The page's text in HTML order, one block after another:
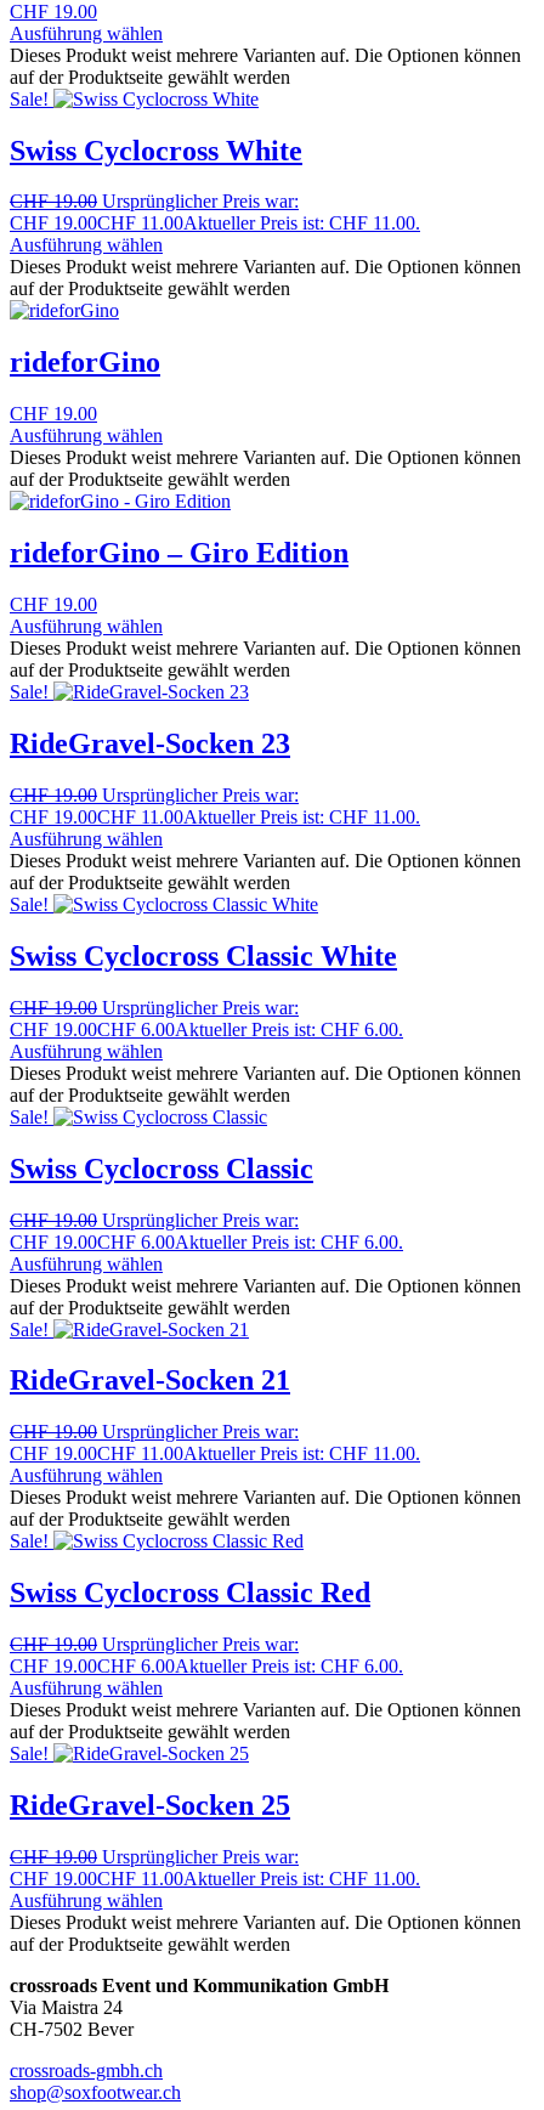
CHF 19.00
Ausführung wählen
Dieses Produkt weist mehrere Varianten auf. Die Optionen können
auf der Produktseite gewählt werden
Sale!
Swiss Cyclocross White
CHF19.00 Ursprünglicher Preis war:
CHF 19.00CHF 11.00Aktueller Preis ist: CHF 11.00.
Ausführung wählen
Dieses Produkt weist mehrere Varianten auf. Die Optionen können
auf der Produktseite gewählt werden
rideforGino
CHF 19.00
Ausführung wählen
Dieses Produkt weist mehrere Varianten auf. Die Optionen können
auf der Produktseite gewählt werden
rideforGino – Giro Edition
CHF 19.00
Ausführung wählen
Dieses Produkt weist mehrere Varianten auf. Die Optionen können
auf der Produktseite gewählt werden
Sale!
RideGravel-Socken 23
CHF19.00 Ursprünglicher Preis war:
CHF 19.00CHF 11.00Aktueller Preis ist: CHF 11.00.
Ausführung wählen
Dieses Produkt weist mehrere Varianten auf. Die Optionen können
auf der Produktseite gewählt werden
Sale!
Swiss Cyclocross Classic White
CHF19.00 Ursprünglicher Preis war:
CHF 19.00CHF 6.00Aktueller Preis ist: CHF 6.00.
Ausführung wählen
Dieses Produkt weist mehrere Varianten auf. Die Optionen können
auf der Produktseite gewählt werden
Sale!
Swiss Cyclocross Classic
CHF19.00 Ursprünglicher Preis war:
CHF 19.00CHF 6.00Aktueller Preis ist: CHF 6.00.
Ausführung wählen
Dieses Produkt weist mehrere Varianten auf. Die Optionen können
auf der Produktseite gewählt werden
Sale!
RideGravel-Socken 21
CHF19.00 Ursprünglicher Preis war:
CHF 19.00CHF 11.00Aktueller Preis ist: CHF 11.00.
Ausführung wählen
Dieses Produkt weist mehrere Varianten auf. Die Optionen können
auf der Produktseite gewählt werden
Sale!
Swiss Cyclocross Classic Red
CHF19.00 Ursprünglicher Preis war:
CHF 19.00CHF 6.00Aktueller Preis ist: CHF 6.00.
Ausführung wählen
Dieses Produkt weist mehrere Varianten auf. Die Optionen können
auf der Produktseite gewählt werden
Sale!
RideGravel-Socken 25
CHF19.00 Ursprünglicher Preis war:
CHF 19.00CHF 11.00Aktueller Preis ist: CHF 11.00.
Ausführung wählen
Dieses Produkt weist mehrere Varianten auf. Die Optionen können
auf der Produktseite gewählt werden
crossroads Event und Kommunikation GmbH
Via Maistra 24
CH-7502 Bever
crossroads-gmbh.ch
shop@soxfootwear.ch